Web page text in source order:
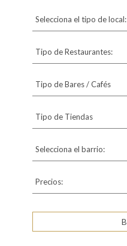
Selecciona el tipo de local:
Tipo de Restaurantes:
Tipo de Bares / Cafés
Tipo de Tiendas
Selecciona el barrio:
Precios: